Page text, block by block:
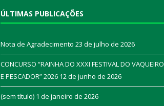
ÚLTIMAS PUBLICAÇÕES
Nota de Agradecimento 23 de julho de 2026
CONCURSO “RAINHA DO XXXI FESTIVAL DO VAQUEIRO
E PESCADOR” 2026 12 de junho de 2026
(sem título) 1 de janeiro de 2026